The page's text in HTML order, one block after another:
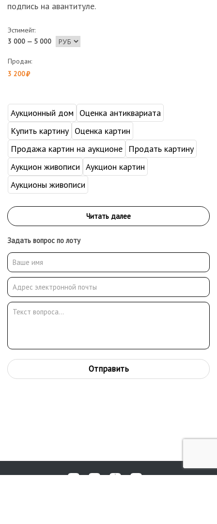
подпись на авантитуле.
Эстимейт:
3 000 — 5 000
Продан:
3 200
Аукционный дом
Оценка антиквариата
Купить картину Оценка картин
Продажа картин на аукционе
Продать картину
Аукцион живописи Аукцион картин
Аукционы живописи
Задать вопрос по лоту
Отправить